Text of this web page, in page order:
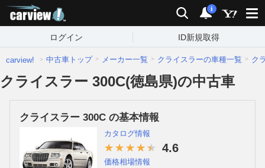
検索 通知
i
ログイン ID新規取得
carview! 中古車トップ メーカー一覧 クライスラーの車種一覧 ク
クライスラー 300C(徳島県)の中古車
クライスラー 300C の基本情報
カタログ情報
4.6
価格相場情報